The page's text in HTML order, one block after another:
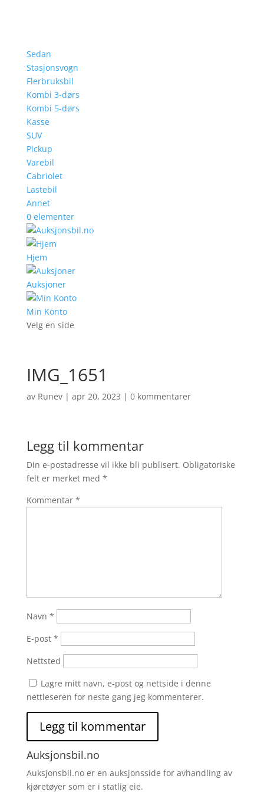
Sedan
Stasjonsvogn
Flerbruksbil
Kombi 3-dørs
Kombi 5-dørs
Kasse
SUV
Pickup
Varebil
Cabriolet
Lastebil
Annet
0 elementer
Hjem
Auksjoner
Min Konto
Velg en side
IMG_1651
av Runev| apr 20, 2023 | 0 kommentarer
Legg til kommentar
Din e-postadresse vil ikke bli publisert. Obligatoriske
felt er merket med *
Kommentar *
Navn *
E-post *
Nettsted
Lagre mitt navn, e-post og nettside i denne
nettleseren for neste gang jeg kommenterer.
Auksjonsbil.no
Auksjonsbil.no er en auksjonsside for avhandling av
kjøretøyer som er i statlig eie.